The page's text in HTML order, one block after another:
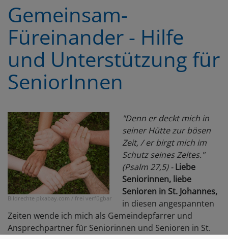
Gemeinsam-
Füreinander - Hilfe
und Unterstützung für
SeniorInnen
Bildrechte pixabay.com / frei verfügbar
"Denn er deckt mich in
seiner Hütte zur bösen
Zeit, / er birgt mich im
Schutz seines Zeltes."
(Psalm 27,5) -Liebe
Seniorinnen, liebe
Senioren in St. Johannes,
in diesen angespannten
Zeiten wende ich mich als Gemeindepfarrer und
Ansprechpartner für Seniorinnen und Senioren in St.